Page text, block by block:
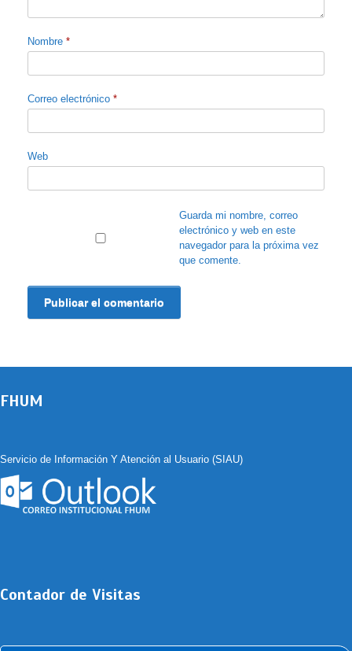
Nombre *
Correo electrónico *
Web
Guarda mi nombre, correo
electrónico y web en este
navegador para la próxima vez
que comente.
FHUM
Servicio de Información Y Atención al Usuario (SIAU)
Contador de Visitas